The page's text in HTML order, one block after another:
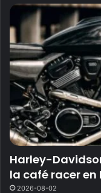
Harley-
la café racer en
2026-08-02